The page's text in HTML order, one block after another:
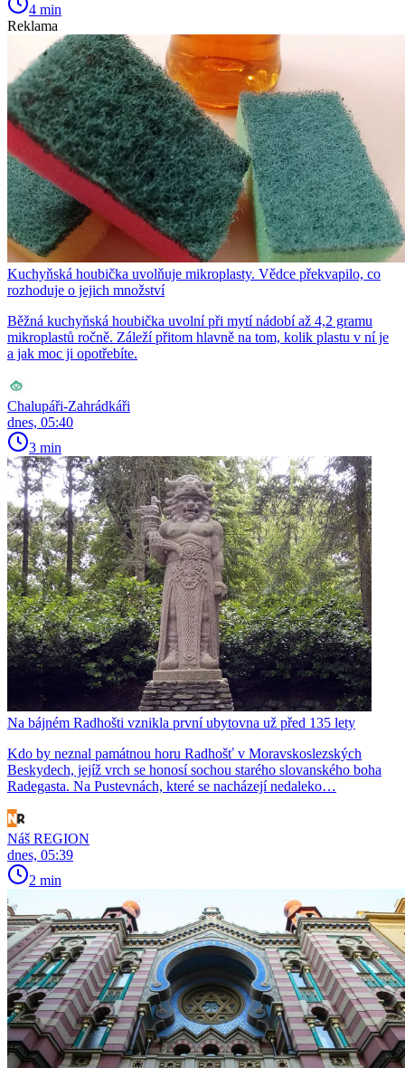
4 min
Reklama
Kuchyňská houbička uvolňuje mikroplasty. Vědce překvapilo, co
rozhoduje o jejich množství
Běžná kuchyňská houbička uvolní při mytí nádobí až 4,2 gramu
mikroplastů ročně. Záleží přitom hlavně na tom, kolik plastu v ní je
a jak moc ji opotřebíte.
Chalupáři-Zahrádkáři
dnes, 05:40
3 min
Na bájném Radhošti vznikla první ubytovna už před 135 lety
Kdo by neznal památnou horu Radhošť v Moravskoslezských
Beskydech, jejíž vrch se honosí sochou starého slovanského boha
Radegasta. Na Pustevnách, které se nacházejí nedaleko…
Náš REGION
dnes, 05:39
2 min